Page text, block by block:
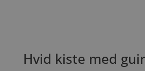
Hvid kiste med